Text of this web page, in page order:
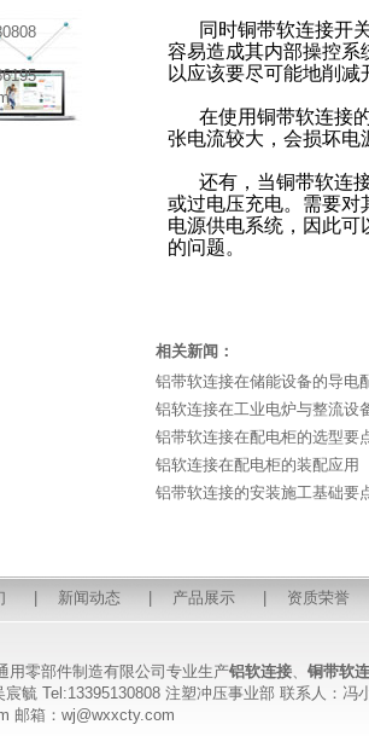
同时铜带软连接开
容易造成其内部操控系
以应该要尽可能地削
在使用铜带软连接
张电流较大，会损坏电
还有，当铜带软连
或过电压充电。需要对
电源供电系统，因此
的问题。
相关新闻：
铝带软连接在储能设备的导电
铝软连接在工业电炉与整流设
铝带软连接在配电柜的选型要
铝软连接在配电柜的装配应用
铝带软连接的安装施工基础要
新闻动态 产品展示 资质荣誉
用零部件制造有限公司专业生产铝软连接、 铜带软
毓 Tel:13395130808 注塑冲压事业部 联系人：冯
邮箱：wj@wxxcty.com